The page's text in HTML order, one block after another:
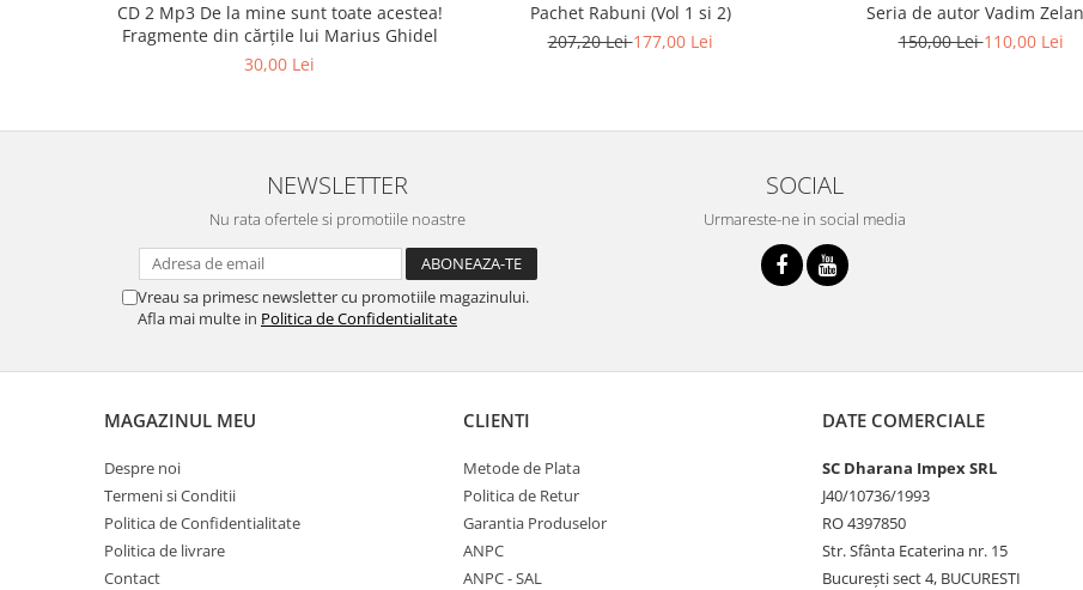
CD 2 Mp3 De la mine sunt toate acestea!
Fragmente din cărțile lui Marius Ghidel
30,00 Lei
Pachet Rabuni (Vol 1 si 2)
207,20 Lei177,00 Lei
Seria de autor Vadim
150,00 Lei110,00 Lei
NEWSLETTER
Nu rata ofertele si promotiile noastre
Vreau sa primesc newsletter cu promotiile magazinului.
Afla mai multe in Politica de Confidentialitate
SOCIAL
Urmareste-ne in social media
MAGAZINUL MEU
Despre noi
Termeni si Conditii
Politica de Confidentialitate
Politica de livrare
Contact
CLIENTI
Metode de Plata
Politica de Retur
Garantia Produselor
ANPC
ANPC - SAL
DATE COMERCIALE
SC Dharana Impex SRL
J40/10736/1993
RO 4397850
Str. Sfânta Ecaterina nr. 15
București sect 4, BUCURESTI